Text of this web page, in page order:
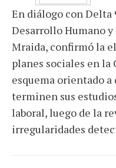
En diálogo con
Desarrollo Humano
Mraida, confirmó la
planes sociales en la
esquema orientado
terminen sus
laboral, luego de la
irregularidades